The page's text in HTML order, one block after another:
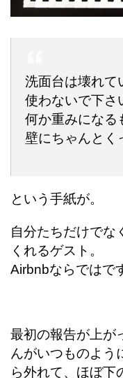
洗面台は壊れて
使わないで下さ
何か重みになる
壁にちゃんとく
という手紙が。
自分たちだけでな
くれるゲスト。
Airbnbならではで
最初の報告が上が
んがいつものよう
ら外れて、ほぼ下